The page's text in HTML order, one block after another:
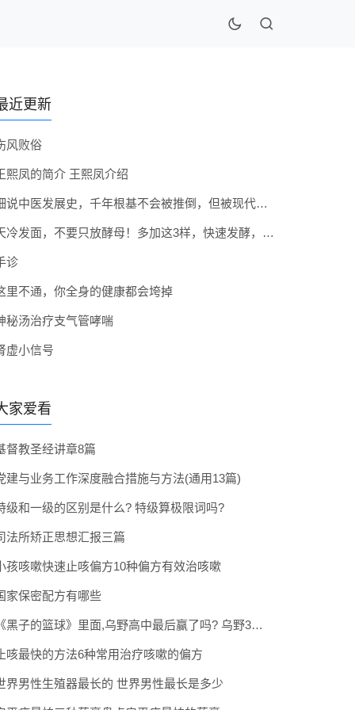
近更新
风败俗
熙凤的简介 王熙凤介绍
细说中医发展史，千年根基不会被推倒，但被现代医疗模式堵住出路
天冷发面，不要只放酵母！多加这3样，快速发酵，蓬松香软弹性十足
诊
里不通，你全身的健康都会垮掉
秘汤治疗支气管哮喘
虚小信号
家爱看
督教圣经讲章8篇
建与业务工作深度融合措施与方法(通用13篇)
级和一级的区别是什么? 特级算极限词吗?
法所矫正思想汇报三篇
孩咳嗽快速止咳偏方10种偏方有效治咳嗽
家保密配方有哪些
《黑子的篮球》里面,乌野高中最后赢了吗? 乌野3年拿到全国冠军了吗
咳最快的方法6种常用治疗咳嗽的偏方
界男性生殖器最长的 世界男性最长是多少